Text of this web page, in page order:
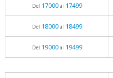
Del 17000al 17499
Del 18000al 18499
Del 19000al 19499